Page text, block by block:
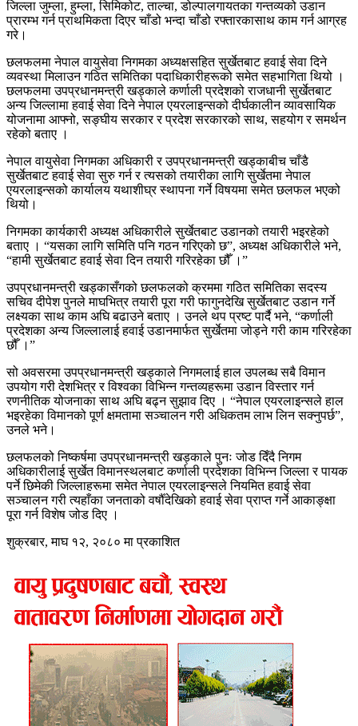
जिल्ला जुम्ला, हुम्ला, सिमिकोट, ताल्चा, डोल्पालगायतका गन्तव्यको उडान
प्रारम्भ गर्न प्राथमिकता दिएर चाँडो भन्दा चाँडो रफ्तारकासाथ काम गर्न आग्रह
गरे।
छलफलमा नेपाल वायुसेवा निगमका अध्यक्षसहित सुर्खेतबाट हवाई सेवा दिने
व्यवस्था मिलाउन गठित समितिका पदाधिकारीहरूको समेत सहभागिता थियो ।
छलफलमा उपप्रधानमन्त्री खड्काले कर्णाली प्रदेशको राजधानी सुर्खेतबाट
अन्य जिल्लामा हवाई सेवा दिने नेपाल एयरलाइन्सको दीर्घकालीन व्यावसायिक
योजनामा आफ्नो, सङ्घीय सरकार र प्रदेश सरकारको साथ, सहयोग र समर्थन
रहेको बताए ।
नेपाल वायुसेवा निगमका अधिकारी र उपप्रधानमन्त्री खड्काबीच चाँडै
सुर्खेतबाट हवाई सेवा सुरु गर्न र त्यसको तयारीका लागि सुर्खेतमा नेपाल
एयरलाइन्सको कार्यालय यथाशीघ्र स्थापना गर्ने विषयमा समेत छलफल भएको
थियो।
निगमका कार्यकारी अध्यक्ष अधिकारीले सुर्खेतबाट उडानको तयारी भइरहेको
बताए । “यसका लागि समिति पनि गठन गरिएको छ”, अध्यक्ष अधिकारीले भने,
“हामी सुर्खेतबाट हवाई सेवा दिन तयारी गरिरहेका छौँ ।”
उपप्रधानमन्त्री खड्कासँगको छलफलको क्रममा गठित समितिका सदस्य
सचिव दीपेश पुनले माघभित्र तयारी पूरा गरी फागुनदेखि सुर्खेतबाट उडान गर्ने
लक्ष्यका साथ काम अघि बढाउने बताए । उनले थप प्रष्ट पार्दै भने, “कर्णाली
प्रदेशका अन्य जिल्लालाई हवाई उडानमार्फत सुर्खेतमा जोड्ने गरी काम गरिरहेका
छौँ ।”
सो अवसरमा उपप्रधानमन्त्री खड्काले निगमलाई हाल उपलब्ध सबै विमान
उपयोग गरी देशभित्र र विश्वका विभिन्न गन्तव्यहरूमा उडान विस्तार गर्न
रणनीतिक योजनाका साथ अघि बढ्न सुझाव दिए । “नेपाल एयरलाइन्सले हाल
भइरहेका विमानको पूर्ण क्षमतामा सञ्चालन गरी अधिकतम लाभ लिन सक्नुपर्छ”,
उनले भने।
छलफलको निष्कर्षमा उपप्रधानमन्त्री खड्काले पुनः जोड दिँदै निगम
अधिकारीलाई सुर्खेत विमानस्थलबाट कर्णाली प्रदेशका विभिन्न जिल्ला र पायक
पर्ने छिमेकी जिल्लाहरूमा समेत नेपाल एयरलाइन्सले नियमित हवाई सेवा
सञ्चालन गरी त्यहाँका जनताको वर्षौँदेखिको हवाई सेवा प्राप्त गर्ने आकाङ्क्षा
पूरा गर्न विशेष जोड दिए ।
शुक्रबार, माघ १२, २०८० मा प्रकाशित